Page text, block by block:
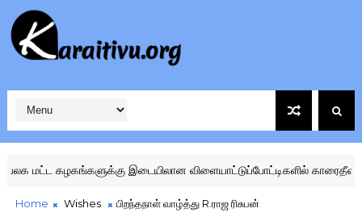
மட்ட கழகங்களுக்கு இடையிலான விளையாட்டுப்போட்டிகளில் காரைதீவு
Home Wishes பிறந்தநாள் வாழ்த்து R.ராஜ ரிசுபன்